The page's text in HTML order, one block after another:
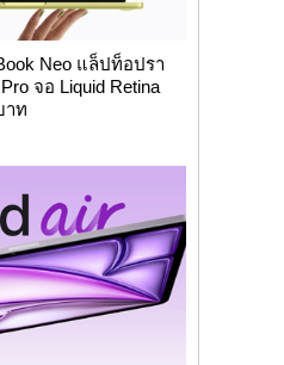
Neo แล็ปท็อปรา
จอ Liquid Retina
าท